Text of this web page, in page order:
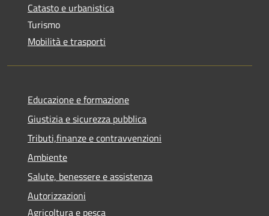
Catasto e urbanistica
Turismo
Mobilità e trasporti
Educazione e formazione
Giustizia e sicurezza pubblica
Tributi,finanze e contravvenzioni
Ambiente
Salute, benessere e assistenza
Autorizzazioni
Agricoltura e pesca